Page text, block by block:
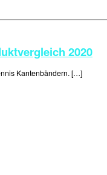
2020
Kantenbändern. […]